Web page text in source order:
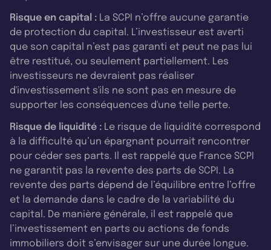
Risque en capital : La SCPI n’offre aucune garantie
de protection du capital. L’investisseur est averti
que son capital n’est pas garanti et peut ne pas lui
être restitué, ou seulement partiellement. Les
investisseurs ne devraient pas réaliser
d'investissement s'ils ne sont pas en mesure de
supporter les conséquences d'une telle perte.
Risque de liquidité : Le risque de liquidité correspond
à la difficulté qu’un épargnant pourrait rencontrer
pour céder ses parts. Il est rappelé que France SCPI
ne garantit pas la revente des parts de SCPI. La
revente des parts dépend de l’équilibre entre l’offre
et la demande dans le cadre de la variabilité du
capital. De manière générale, il est rappelé que
l’investissement en parts ou actions de fonds
immobiliers doit s’envisager sur une durée longue.